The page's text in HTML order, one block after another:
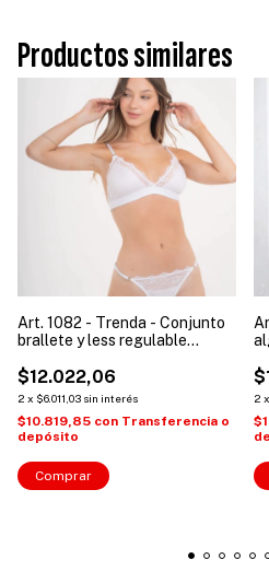
Productos similares
Art. 1082 - Trenda - Conjunto
brallete y less regulable
$12.022,06
2 x $6.011,03 sin interés
$10.819,85 con Transferencia o
depósito
Comprar
2 x